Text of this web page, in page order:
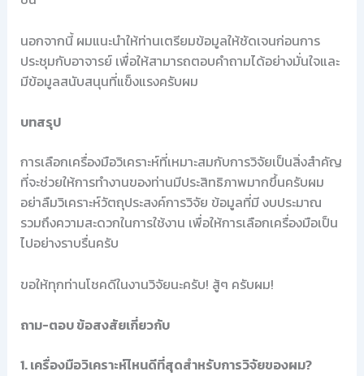
นอกจากนี้ ผมแนะนำให้ท่านเตรียมข้อมูลให้ชัดเจนก่อนการ
ประชุมกับอาจารย์ เพื่อให้สามารถตอบคำถามได้อย่างมั่นใจและ
มีข้อมูลสนับสนุนที่แข็งแรงครับผม
บทสรุป
การเลือกเครื่องมือวิเคราะห์ที่เหมาะสมกับการวิจัยเป็นสิ่งสำคัญ
ที่จะช่วยให้การทำงานของท่านมีประสิทธิภาพมากขึ้นครับผม
อย่าลืมวิเคราะห์วัตถุประสงค์การวิจัย ข้อมูลที่มี งบประมาณ
รวมถึงความสะดวกในการใช้งาน เพื่อให้การเลือกเครื่องมือเป็น
ไปอย่างราบรื่นครับ
ขอให้ทุกท่านโชคดีในงานวิจัยนะครับ! สู้ๆ ครับผม!
ถาม-ตอบ ข้อสงสัยเกี่ยวกับ
1. เครื่องมือวิเคราะห์ไหนดีที่สุดสำหรับการวิจัยของผม?